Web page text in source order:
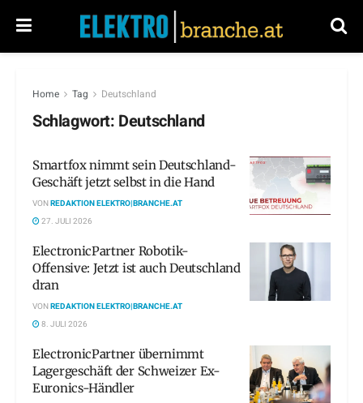
Home Tag Deutschland
Schlagwort: Deutschland
Smartfox nimmt sein Deutschland-
Geschäft jetzt selbst in die Hand
VONREDAKTION ELEKTRO|BRANCHE.AT
27. JULI 2026
ElectronicPartner Robotik-
Offensive: Jetzt ist auch Deutschland
dran
VONREDAKTION ELEKTRO|BRANCHE.AT
8. JULI 2026
ElectronicPartner übernimmt
Lagergeschäft der Schweizer Ex-
Euronics-Händler